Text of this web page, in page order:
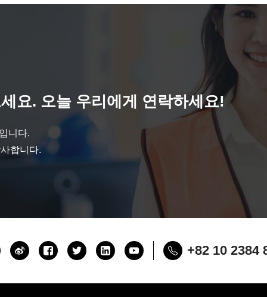
요. 오늘 우리에게 연락하세요!
니다.
합니다.
+82 10 2384